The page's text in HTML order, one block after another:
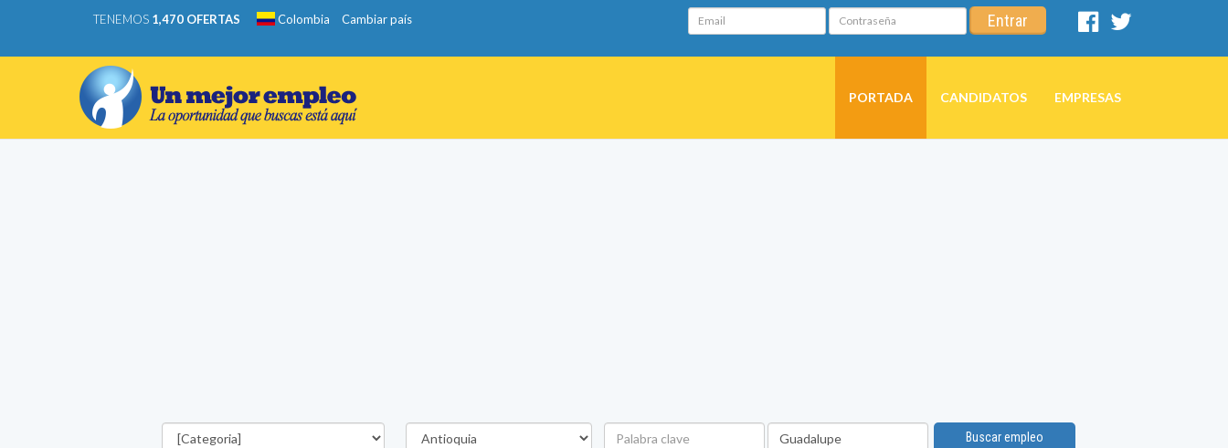
TENEMOS 1,470 OFERTAS Colombia Cambiar país Email Contraseña Entrar
Facebook
PORTADA CANDIDATOS EMPRESAS
Categorías Departamento
Palabra
clave
Ubicación
Buscar empleo